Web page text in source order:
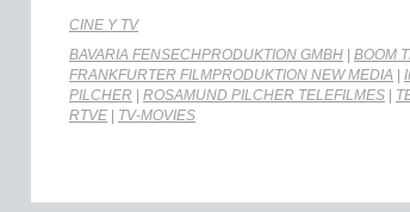
CINE Y TV
BAVARIA FENSECHPRODUKTION GMBH
BOOM
FRANKFURTER FILMPRODUKTION NEW MEDIA
PILCHER
ROSAMUND PILCHER TELEFILMES
RTVE
TV-MOVIES